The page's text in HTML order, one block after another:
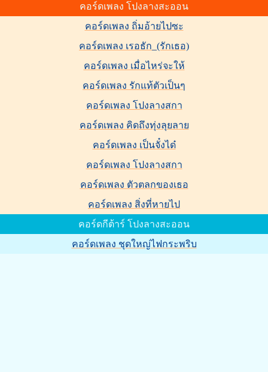
คอร์ดเพลง โปงลางสะออน
คอร์ดเพลง ถิ่มอ้ายไปซะ
คอร์ดเพลง เรอธัก_(รักเธอ)
คอร์ดเพลง เมื่อไหร่จะให้
คอร์ดเพลง รักแท้ตัวเป็นๆ
คอร์ดเพลง โปงลางสกา
คอร์ดเพลง คิดถึงทุ่งลุยลาย
คอร์ดเพลง เป็นจั๋งได๋
คอร์ดเพลง โปงลางสกา
คอร์ดเพลง ตัวตลกของเธอ
คอร์ดเพลง สิ่งที่หายไป
คอร์ดกีต้าร์ โปงลางสะออน
คอร์ดเพลง ชุดใหญ่ไฟกระพริบ